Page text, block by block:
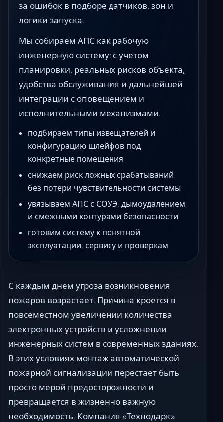
за ошибок в подборе датчиков, зон и
логики запуска.
Мы собираем АПС как рабочую
инженерную систему: с учетом
планировки, реальных рисков объекта,
удобства обслуживания и дальнейшей
интеграции с оповещением и
исполнительными механизмами.
подбираем типы извещателей и
конфигурацию шлейфов под
конкретные помещения
снижаем риск ложных срабатываний
без потери чувствительности системы
увязываем АПС с СОУЭ, дымоудалением
и смежными контурами безопасности
готовим систему к понятной
эксплуатации, сервису и проверкам
С каждым днем угроза возникновения
пожаров возрастает. Причина кроется в
повсеместном увеличении количества
электронных устройств и усложнении
инженерных систем в современных зданиях.
В этих условиях монтаж автоматической
пожарной сигнализации перестает быть
просто мерой предосторожности и
превращается в жизненно важную
необходимость. Компания «Технодарк»